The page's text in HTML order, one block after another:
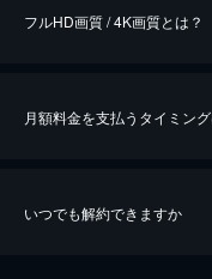
※40％ポイント還元の対象は、ク
フルHD画質 / 4K画質とは？
月額料金を支払うタイミング
いつでも解約できますか